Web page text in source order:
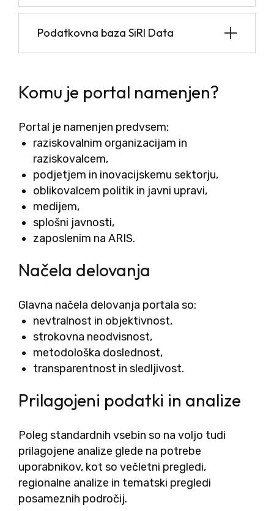
Podatkovna baza SiRI Data
Komu je portal namenjen?
Portal je namenjen predvsem:
raziskovalnim organizacijam in
raziskovalcem,
podjetjem in inovacijskemu sektorju,
oblikovalcem politik in javni upravi,
medijem,
splošni javnosti,
zaposlenim na ARIS.
Načela delovanja
Glavna načela delovanja portala so:
nevtralnost in objektivnost,
strokovna neodvisnost,
metodološka doslednost,
transparentnost in sledljivost.
Prilagojeni podatki in analize
Poleg standardnih vsebin so na voljo tudi
prilagojene analize glede na potrebe
uporabnikov, kot so večletni pregledi,
regionalne analize in tematski pregledi
posameznih področij.